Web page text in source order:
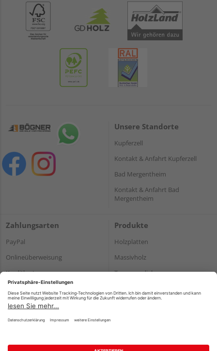
Unsere Standorte
Kupferzell
Kontakt & Anfahrt Kupferzell
Bad Mergentheim
Kontakt & Anfahrt Bad
Mergentheim
Zahlungsarten
PayPal
Onlineüberweisung
Kreditkarte
*Bonität vorausgesetzt
Produkte
Holzplatten
Massivholz
Terrassendielen
Impressum Datenschutz AGB Barrierefreiheitserklärung